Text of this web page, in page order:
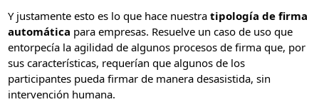
Y justamente esto es lo que hace nuestratipología de firma
automática para empresas. Resuelve un caso de uso que
entorpecía la agilidad de algunos procesos de firma que, por
sus características, requerían que algunos de los
participantes pueda firmar de manera desasistida, sin
intervención humana.